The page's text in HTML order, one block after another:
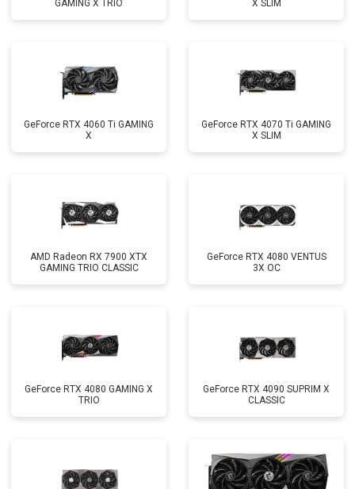
GAMING X TRIO X SLIM
GeForce RTX 4060 Ti GAMING
X
GeForce RTX 4070 Ti GAMING
X SLIM
AMD Radeon RX 7900 XTX
GAMING TRIO CLASSIC
GeForce RTX 4080 VENTUS
3X OC
GeForce RTX 4080 GAMING X
TRIO
GeForce RTX 4090 SUPRIM X
CLASSIC